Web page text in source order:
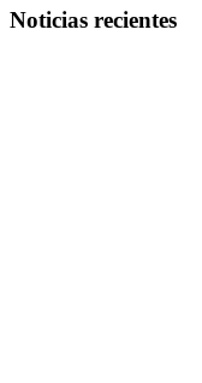
Noticias recientes